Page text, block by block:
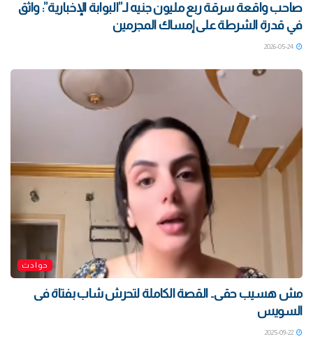
صاحب واقعة سرقة ربع مليون جنيه لـ”البوابة الإخبارية”: واثق
في قدرة الشرطة على إمساك المجرمين
حوادث
مش هسيب حقى.. القصة الكاملة لتحرش شاب بفتاة فى
السويس